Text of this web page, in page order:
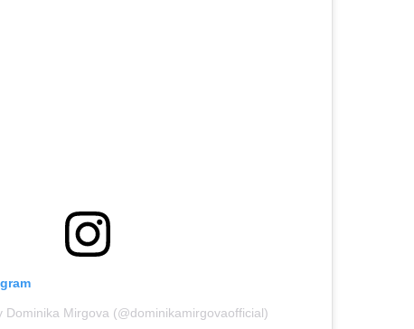
Dominika Mirgova (@dominikamirgovaofficial)